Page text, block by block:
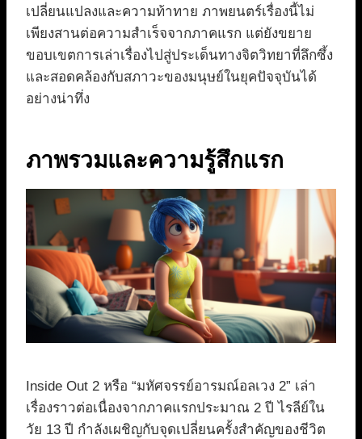
เปลี่ยนแปลงและความท้าทาย ภาพยนตร์เรื่องนี้ไม่
เพียงสานต่อความสำเร็จจากภาคแรก แต่ยังขยาย
ขอบเขตการเล่าเรื่องไปสู่ประเด็นทางจิตวิทยาที่ลึกซึ้ง
และสอดคล้องกับสภาวะของมนุษย์ในยุคปัจจุบันได้
อย่างน่าทึ่ง
ภาพรวมและความรู้สึกแรก
Inside Out 2 หรือ “มหัศจรรย์อารมณ์อลเวง 2” เล่า
เรื่องราวต่อเนื่องจากภาคแรกประมาณ 2 ปี ไรลีย์ใน
วัย 13 ปี กำลังเผชิญกับจุดเปลี่ยนครั้งสำคัญของชีวิต